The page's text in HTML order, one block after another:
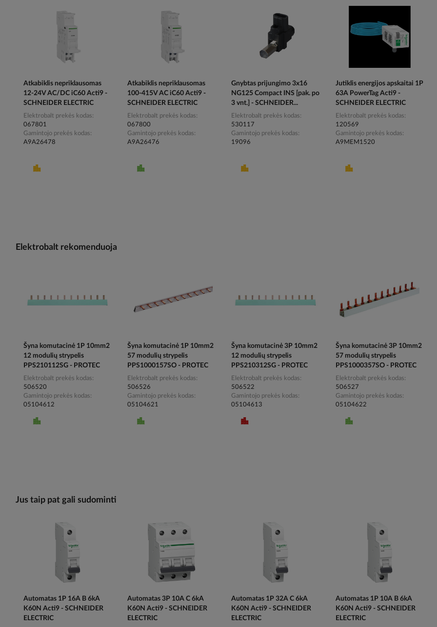
Atkabiklis nepriklausomas
12-24V AC/DC iC60 Acti9 -
SCHNEIDER ELECTRIC
Elektrobalt prekės kodas
067801
Gamintojo prekės kodas
A9A26478
Atkabiklis nepriklausomas
100-415V AC iC60 Acti9 -
SCHNEIDER ELECTRIC
Elektrobalt prekės kodas
067800
Gamintojo prekės kodas
A9A26476
Gnybtas prijungimo 3x16
NG125 Compact INS [pak. po
3 vnt.] - SCHNEIDER...
Elektrobalt prekės kodas
530117
Gamintojo prekės kodas
19096
Jutiklis energijos apskaitai 1P
63A PowerTag Acti9 -
SCHNEIDER ELECTRIC
Elektrobalt prekės kodas
120569
Gamintojo prekės kodas
A9MEM1520
Elektrobalt rekomenduoja
Šyna komutacinė 1P 10mm2
12 modulių strypelis
PPS210112SG - PROTEC
Elektrobalt prekės kodas
506520
Gamintojo prekės kodas
05104612
Šyna komutacinė 1P 10mm2
57 modulių strypelis
PPS1000157SO - PROTEC
Elektrobalt prekės kodas
506526
Gamintojo prekės kodas
05104621
Šyna komutacinė 3P 10mm2
12 modulių strypelis
PPS210312SG - PROTEC
Elektrobalt prekės kodas
506522
Gamintojo prekės kodas
05104613
Šyna komutacinė 3P 10mm2
57 modulių strypelis
PPS1000357SO - PROTEC
Elektrobalt prekės kodas
506527
Gamintojo prekės kodas
05104622
Jus taip pat gali sudominti
Automatas 1P 16A B 6kA
K60N Acti9 - SCHNEIDER
ELECTRIC
Automatas 3P 10A C 6kA
K60N Acti9 - SCHNEIDER
ELECTRIC
Automatas 1P 32A C 6kA
K60N Acti9 - SCHNEIDER
ELECTRIC
Automatas 1P 10A B 6kA
K60N Acti9 - SCHNEIDER
ELECTRIC